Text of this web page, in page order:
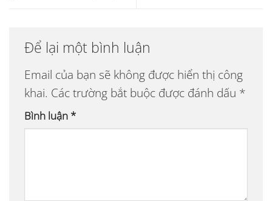
Để lại một bình luận
Email của bạn sẽ không được hiển thị công
khai. Các trường bắt buộc được đánh dấu *
Bình luận *